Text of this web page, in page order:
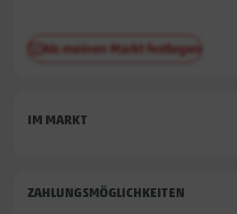
Als meinen Markt festlegen
IM MARKT
ZAHLUNGSMÖGLICHKEITEN